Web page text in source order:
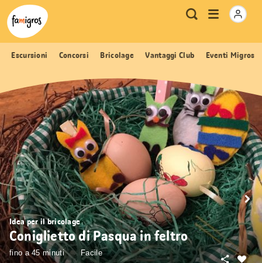
Navigazione
segnalibri
Header
Logo Metanavigazione
Ricerca
Apri
menu
Escursioni Concorsi Bricolage Vantaggi Club Eventi Migros
Idea per il bricolage
Coniglietto di Pasqua in feltro
fino a 45 minuti
Facile
Condividi